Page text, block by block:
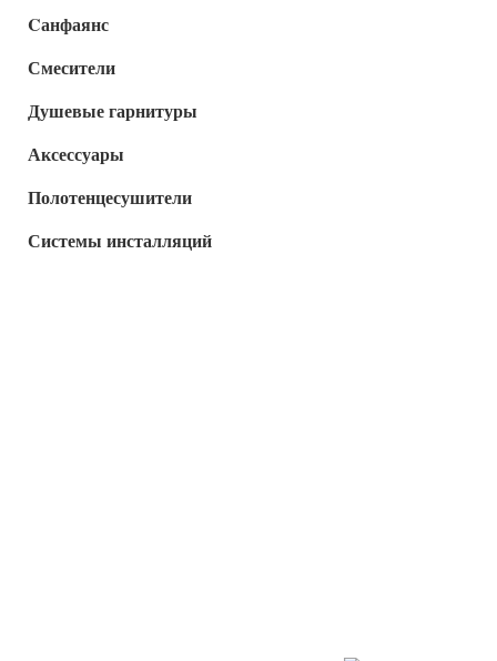
Cанфаянс
Смесители
Душевые гарнитуры
Аксессуары
Полотенцесушители
Системы инсталляций